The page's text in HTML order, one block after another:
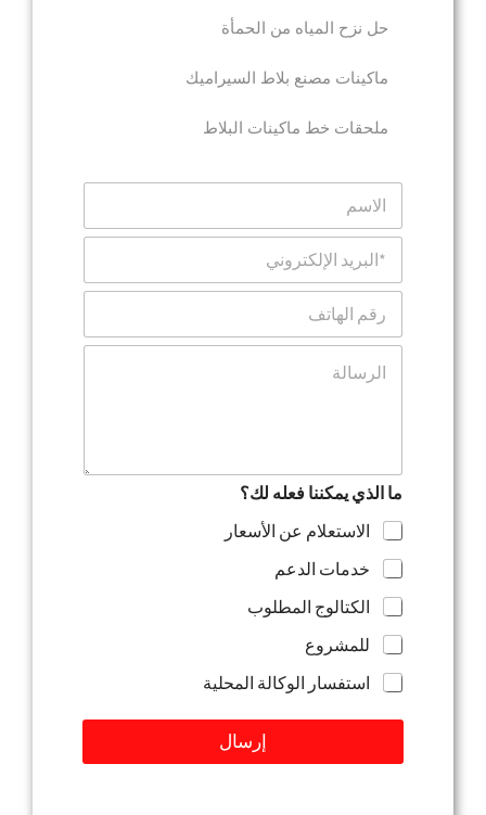
حل نزح المياه من الحمأة
ماكينات مصنع بلاط السيراميك
ملحقات خط ماكينات البلاط
ا
ا
ا
ب
د
ت
ر
ن
ي
*
ا
ه
ت
و
ر
س
ا
ل
ة
ما الذي يمكننا فعله لك؟
الاستعلام عن الأسعار
خدمات الدعم
الكتالوج المطلوب
للمشروع
استفسار الوكالة المحلية
إرسال